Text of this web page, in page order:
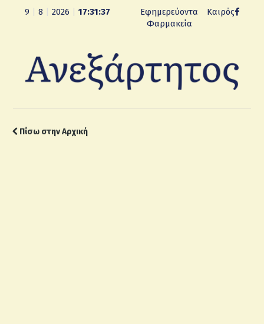
9 8 2026 17:31:38
Εφημερεύοντα
Φαρμακεία
Καιρός
Πίσω στην Αρχική